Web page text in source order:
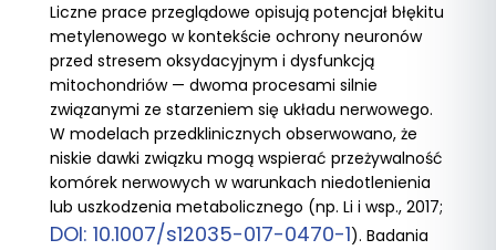
Liczne prace przeglądowe opisują potencjał błękitu
metylenowego w kontekście ochrony neuronów
przed stresem oksydacyjnym i dysfunkcją
mitochondriów — dwoma procesami silnie
związanymi ze starzeniem się układu nerwowego.
W modelach przedklinicznych obserwowano, że
niskie dawki związku mogą wspierać przeżywalność
komórek nerwowych w warunkach niedotlenienia
lub uszkodzenia metabolicznego (np. Li i wsp., 2017;
DOI: 10.1007/s12035-017-0470-1). Badania